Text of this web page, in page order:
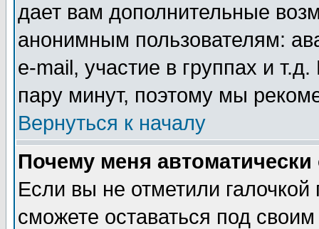
дает вам дополнительные
анонимным пользователям:
e-mail, участие в группах и
пару минут, поэтому мы
Вернуться к началу
Почему меня автоматически
Если вы не отметили галочкой
сможете оставаться под